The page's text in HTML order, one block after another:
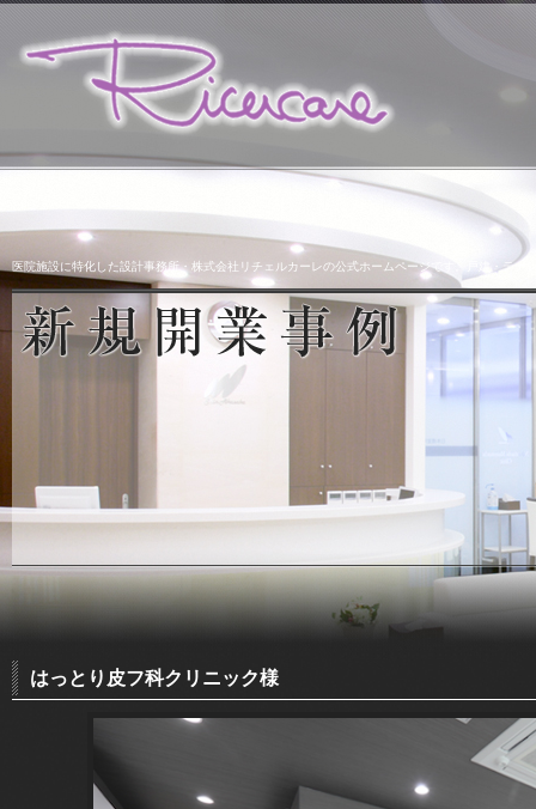
医院施設に特化した設計事務所・株式会社リチェルカーレの公式ホームページです。戸建・テナ
はっとり皮フ科クリニック様